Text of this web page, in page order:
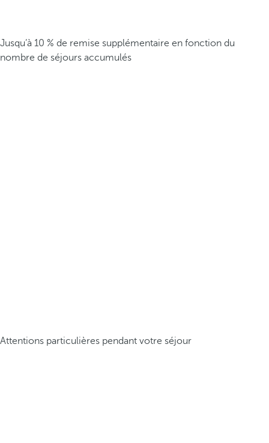
Jusqu’à 10 % de remise supplémentaire en fonction du
nombre de séjours accumulés
Attentions particulières pendant votre séjour